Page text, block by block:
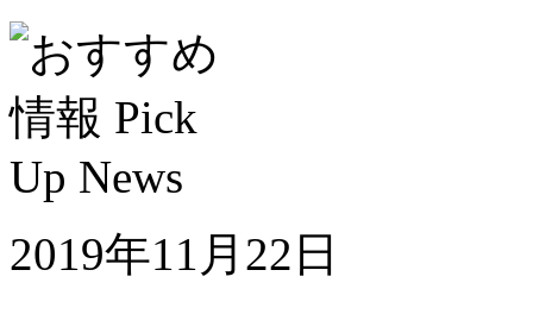
2019年11月22日